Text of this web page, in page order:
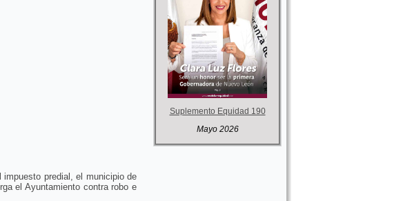
predial, el municipio de
el Ayuntamiento contra robo e
Suplemento Equidad 190
Mayo 2026